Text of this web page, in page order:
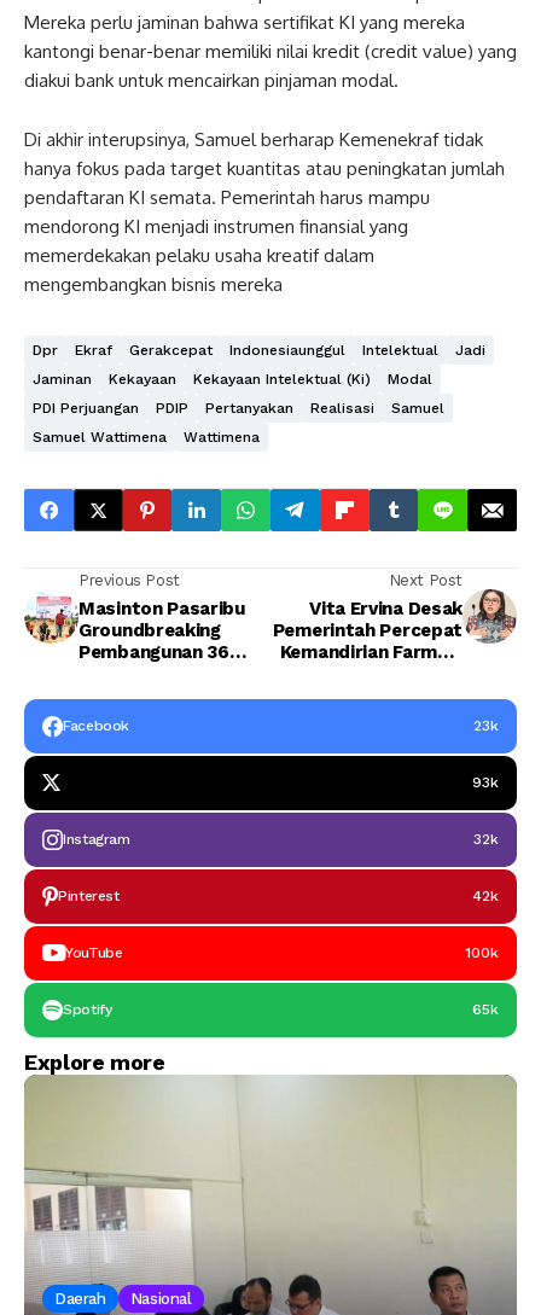
Mereka perlu jaminan bahwa sertifikat KI yang mereka
kantongi benar-benar memiliki nilai kredit (credit value) yang
diakui bank untuk mencairkan pinjaman modal.
Di akhir interupsinya, Samuel berharap Kemenekraf tidak
hanya fokus pada target kuantitas atau peningkatan jumlah
pendaftaran KI semata. Pemerintah harus mampu
mendorong KI menjadi instrumen finansial yang
memerdekakan pelaku usaha kreatif dalam
mengembangkan bisnis mereka
Dpr Ekraf Gerakcepat Indonesiaunggul Intelektual
Jadi
Jaminan
Kekayaan Kekayaan Intelektual (ki)
Modal
PDI Perjuangan
PDIP Pertanyakan Realisasi
Samuel
Samuel Wattimena
Wattimena
Previous Post
Masinton Pasaribu
Groundbreaking
Pembangunan 36
Korban Bencana di
Tapteng
Next Post
Vita Ervina Desak
Pemerintah Percepat
Kemandirian Farmasi
Facebook 23k
93k
Instagram 32k
Pinterest 42k
YouTube 100k
Spotify 65k
Explore more
Daerah Nasional